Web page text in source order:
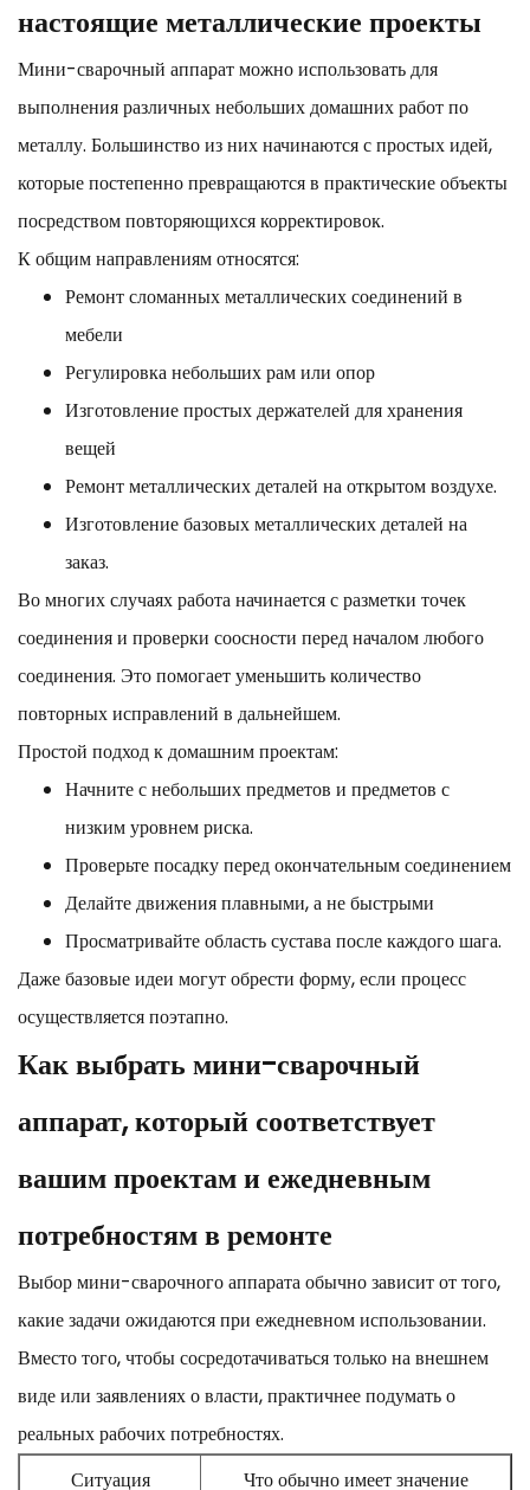
настоящие металлические проекты
Мини-сварочный аппарат можно использовать для
выполнения различных небольших домашних работ по
металлу. Большинство из них начинаются с простых идей,
которые постепенно превращаются в практические объекты
посредством повторяющихся корректировок.
К общим направлениям относятся:
Ремонт сломанных металлических соединений в
мебели
Регулировка небольших рам или опор
Изготовление простых держателей для хранения
вещей
Ремонт металлических деталей на открытом воздухе.
Изготовление базовых металлических деталей на
заказ.
Во многих случаях работа начинается с разметки точек
соединения и проверки соосности перед началом любого
соединения. Это помогает уменьшить количество
повторных исправлений в дальнейшем.
Простой подход к домашним проектам:
Начните с небольших предметов и предметов с
низким уровнем риска.
Проверьте посадку перед окончательным соединением
Делайте движения плавными, а не быстрыми
Просматривайте область сустава после каждого шага.
Даже базовые идеи могут обрести форму, если процесс
осуществляется поэтапно.
Как выбрать мини-сварочный
аппарат, который соответствует
вашим проектам и ежедневным
потребностям в ремонте
Выбор мини-сварочного аппарата обычно зависит от того,
какие задачи ожидаются при ежедневном использовании.
Вместо того, чтобы сосредотачиваться только на внешнем
виде или заявлениях о власти, практичнее подумать о
реальных рабочих потребностях.
Ситуация
Что обычно имеет значение